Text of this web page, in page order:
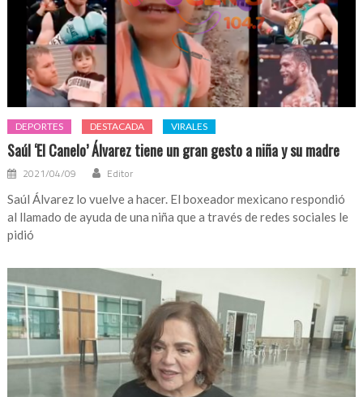
DEPORTES DESTACADA VIRALES
Saúl ‘El Canelo’ Álvarez tiene un gran gesto a niña y su madre
2021/04/09 Editor
Saúl Álvarez lo vuelve a hacer. El boxeador mexicano respondió
al llamado de ayuda de una niña que a través de redes sociales le
pidió